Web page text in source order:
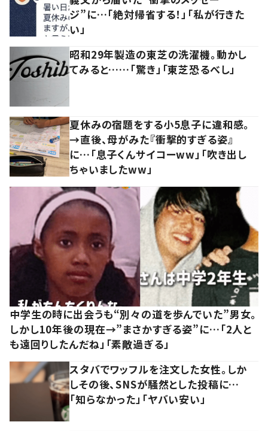
ジ”に…「絶対帰省する！」「私が行きた
い」
昭和29年製造の東芝の洗濯機。動かし
てみると……「驚き」「東芝恐るべし」
夏休みの宿題をする小5息子に違和感。
→直後、母がみた『衝撃的すぎる姿』
に…「息子くんサイコーww」「吹き出し
ちゃいましたww」
中学生の時に出会うも“別々の道を歩んでいた”男女。
しかし10年後の現在→”まさかすぎる姿”に…「2人と
も遠回りしたんだね」「素敵過ぎる」
スタバでワッフルを注文した女性。しか
しその後、SNSが騒然とした投稿に…
「知らなかった」「ヤバい安い」